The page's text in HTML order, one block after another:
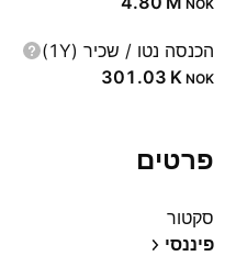
NOK
הכנסה נטו / שכיר (1Y)
‪301.03 K‬ NOK
פרטים
סקטור
פיננסי